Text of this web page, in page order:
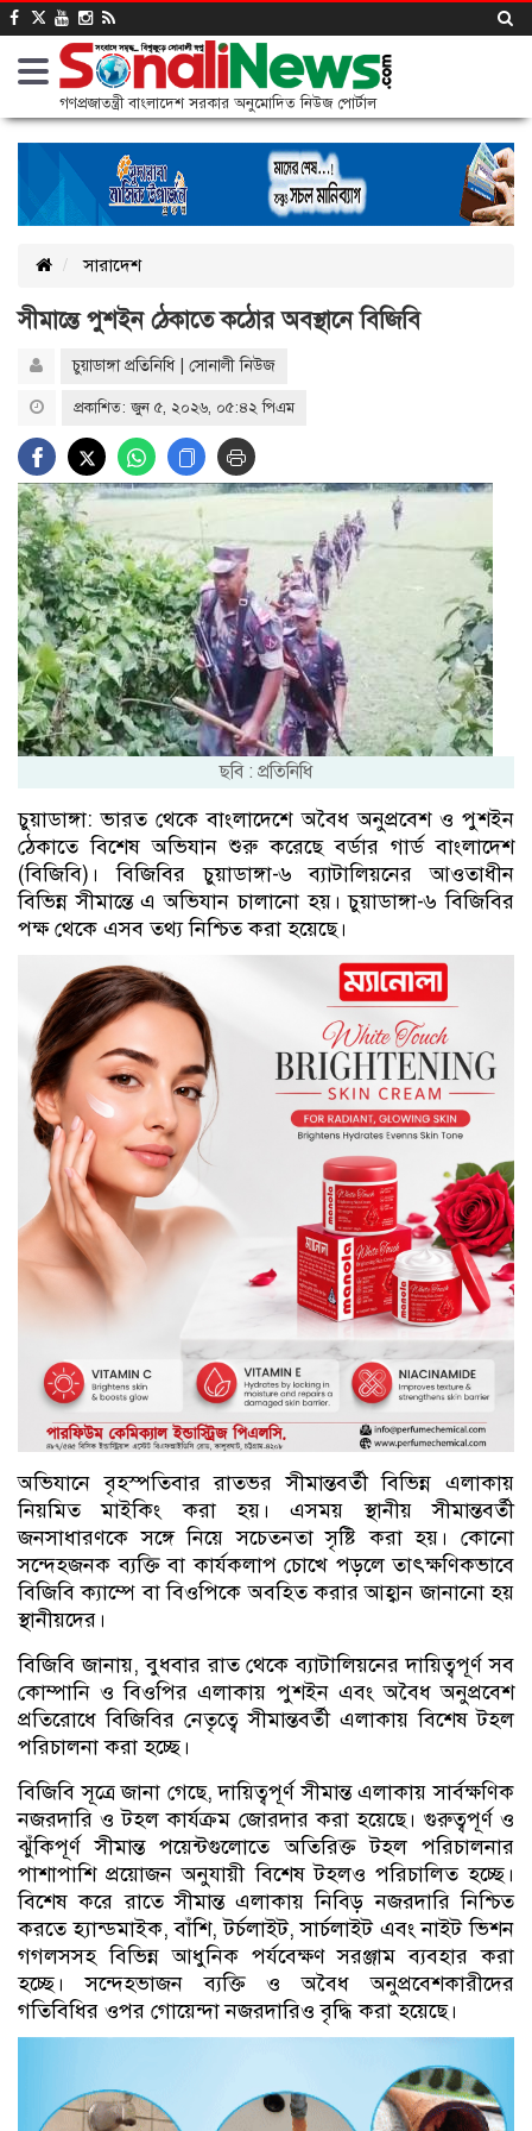
গণপ্রজাতন্ত্রী বাংলাদেশ সরকার অনুমোদিত নিউজ পোর্টাল
সারাদেশ
সীমান্তে পুশইন ঠেকাতে কঠোর অবস্থানে বিজিবি
চুয়াডাঙ্গা প্র‌তি‌নি‌ধি | সোনালী নিউজ
প্রকাশিত: জুন ৫, ২০২৬, ০৫:৪২ পিএম
ছবি : প্রতিনিধি
চুয়াডাঙ্গা: ভারত থেকে বাংলাদেশে অবৈধ অনুপ্রবেশ ও পুশইন
ঠেকাতে বিশেষ অভিযান শুরু করেছে বর্ডার গার্ড বাংলাদেশ
(বিজিবি)। বিজিবির চুয়াডাঙ্গা-৬ ব্যাটালিয়নের আওতাধীন
বিভিন্ন সীমান্তে এ অভিযান চালানো হয়। চুয়াডাঙ্গা-৬ বিজিবির
পক্ষ থেকে এসব তথ্য নিশ্চিত করা হয়েছে।
অভিযানে বৃহস্পতিবার রাতভর সীমান্তবর্তী বিভিন্ন এলাকায়
নিয়মিত মাইকিং করা হয়। এসময় স্থানীয় সীমান্তবর্তী
জনসাধারণকে সঙ্গে নিয়ে সচেতনতা সৃষ্টি করা হয়। কোনো
সন্দেহজনক ব্যক্তি বা কার্যকলাপ চোখে পড়লে তাৎক্ষণিকভাবে
বিজিবি ক্যাম্পে বা বিওপিকে অবহিত করার আহ্বান জানানো হয়
স্থানীয়দের।
বিজিবি জানায়, বুধবার রাত থেকে ব্যাটালিয়নের দায়িত্বপূর্ণ সব
কোম্পানি ও বিওপির এলাকায় পুশইন এবং অবৈধ অনুপ্রবেশ
প্রতিরোধে বিজিবির নেতৃত্বে সীমান্তবর্তী এলাকায় বিশেষ টহল
পরিচালনা করা হচ্ছে।
বিজিবি সূত্রে জানা গেছে, দায়িত্বপূর্ণ সীমান্ত এলাকায় সার্বক্ষণিক
নজরদারি ও টহল কার্যক্রম জোরদার করা হয়েছে। গুরুত্বপূর্ণ ও
ঝুঁকিপূর্ণ সীমান্ত পয়েন্টগুলোতে অতিরিক্ত টহল পরিচালনার
পাশাপাশি প্রয়োজন অনুযায়ী বিশেষ টহলও পরিচালিত হচ্ছে।
বিশেষ করে রাতে সীমান্ত এলাকায় নিবিড় নজরদারি নিশ্চিত
করতে হ্যান্ডমাইক, বাঁশি, টর্চলাইট, সার্চলাইট এবং নাইট ভিশন
গগলসসহ বিভিন্ন আধুনিক পর্যবেক্ষণ সরঞ্জাম ব্যবহার করা
হচ্ছে। সন্দেহভাজন ব্যক্তি ও অবৈধ অনুপ্রবেশকারীদের
গতিবিধির ওপর গোয়েন্দা নজরদারিও বৃদ্ধি করা হয়েছে।